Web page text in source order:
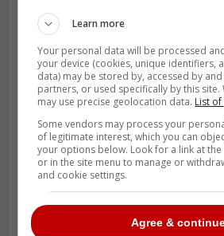
Cela explique en partie
rumeur gagne autant de
Toutefois, Vancouver est
option envisagée, et
à ce sujet.
Ce que l'on sait avec
les discussions
relations entre les
excellentes.
Learn more
Your personal data will be processed
your device (cookies, unique identifiers,
data) may be stored by, accessed by
partners, or used specifically by this
may use precise geolocation data. List
Some vendors may process your
of legitimate interest, which you can
your options below. Look for a link at
or in the site menu to manage or
and cookie settings.
Agree &